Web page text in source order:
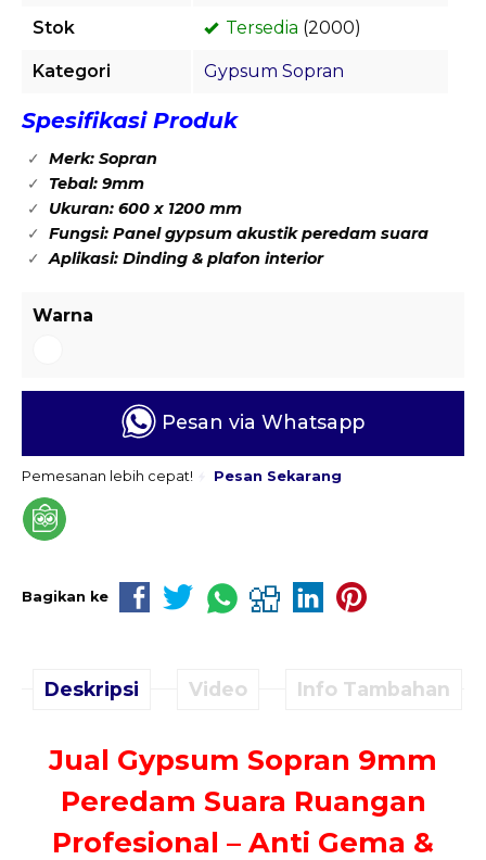
Stok Tersedia (2000)
Kategori Gypsum Sopran
Spesifikasi Produk
Merk: Sopran
Tebal: 9mm
Ukuran: 600 x 1200 mm
Fungsi: Panel gypsum akustik peredam suara
Aplikasi: Dinding & plafon interior
Warna
Pesan via Whatsapp
Pemesanan lebih cepat! Pesan Sekarang
Bagikan ke
Deskripsi Video Info Tambahan
Jual Gypsum Sopran 9mm
Peredam Suara Ruangan
Profesional – Anti Gema &